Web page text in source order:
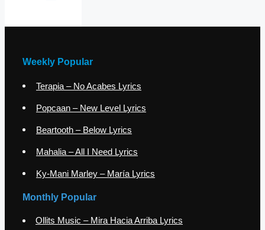
Weekly Popular
Terapia – No Acabes Lyrics
Popcaan – New Level Lyrics
Beartooth – Below Lyrics
Mahalia – All I Need Lyrics
Ky-Mani Marley – María Lyrics
Monthly Popular
Ollits Music – Mira Hacia Arriba Lyrics